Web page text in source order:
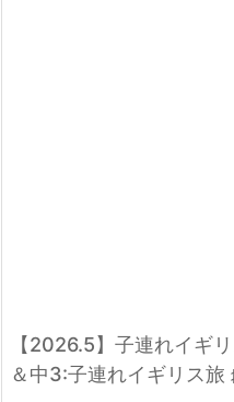
【2026.5】子連れイギ
＆中3:子連れイギリス旅